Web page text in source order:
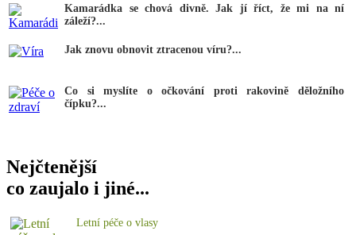
Kamarádka se chová divně. Jak jí říct, že mi na ní
záleží?...
Jak znovu obnovit ztracenou víru?...
Co si myslíte o očkování proti rakovině děložního
čípku?...
Nejčtenější
co zaujalo i jiné...
Letní péče o vlasy